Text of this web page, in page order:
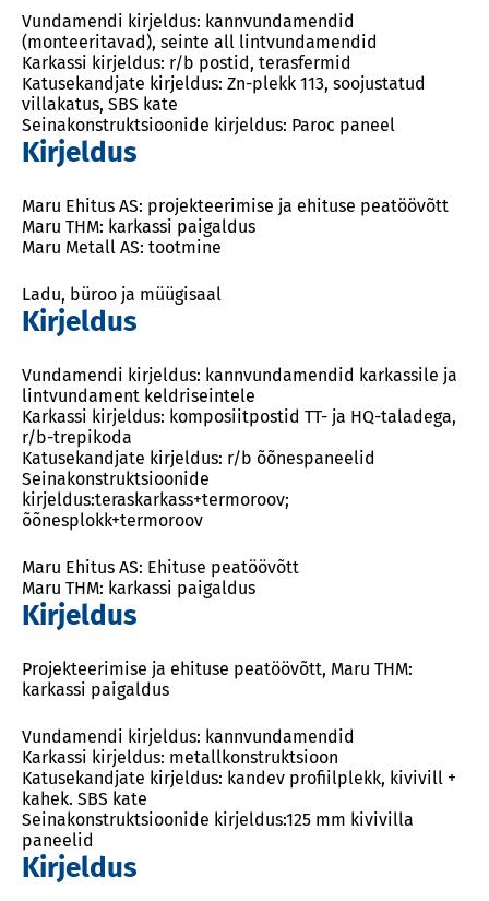
Vundamendi kirjeldus: kannvundamendid
(monteeritavad), seinte all lintvundamendid
Karkassi kirjeldus: r/b postid, terasfermid
Katusekandjate kirjeldus: Zn-plekk 113, soojustatud
villakatus, SBS kate
Seinakonstruktsioonide kirjeldus: Paroc paneel
Kirjeldus
Maru Ehitus AS: projekteerimise ja ehituse peatöövõtt
Maru THM: karkassi paigaldus
Maru Metall AS: tootmine
Ladu, büroo ja müügisaal
Kirjeldus
Vundamendi kirjeldus: kannvundamendid karkassile ja
lintvundament keldriseintele
Karkassi kirjeldus: komposiitpostid TT- ja HQ-taladega,
r/b-trepikoda
Katusekandjate kirjeldus: r/b õõnespaneelid
Seinakonstruktsioonide
kirjeldus:teraskarkass+termoroov;
õõnesplokk+termoroov
Maru Ehitus AS: Ehituse peatöövõtt
Maru THM: karkassi paigaldus
Kirjeldus
Projekteerimise ja ehituse peatöövõtt, Maru THM:
karkassi paigaldus
Vundamendi kirjeldus: kannvundamendid
Karkassi kirjeldus: metallkonstruktsioon
Katusekandjate kirjeldus: kandev profiilplekk, kivivill +
kahek. SBS kate
Seinakonstruktsioonide kirjeldus:125 mm kivivilla
paneelid
Kirjeldus